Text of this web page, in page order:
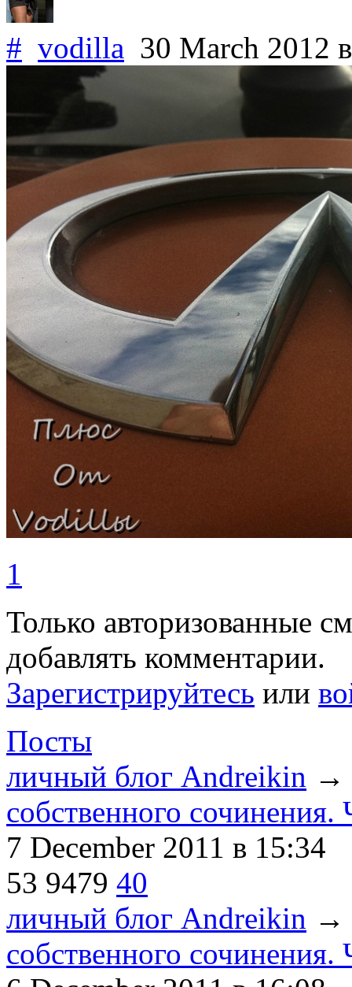
# vodilla 30 March 2012
1
Только авторизованные
добавлять комментарии.
Зарегистрируйтесь или
Посты
личный блог Andreikin →
собственного сочинения.
7 December 2011 в 15:34
53 9479 40
личный блог Andreikin →
собственного сочинения.